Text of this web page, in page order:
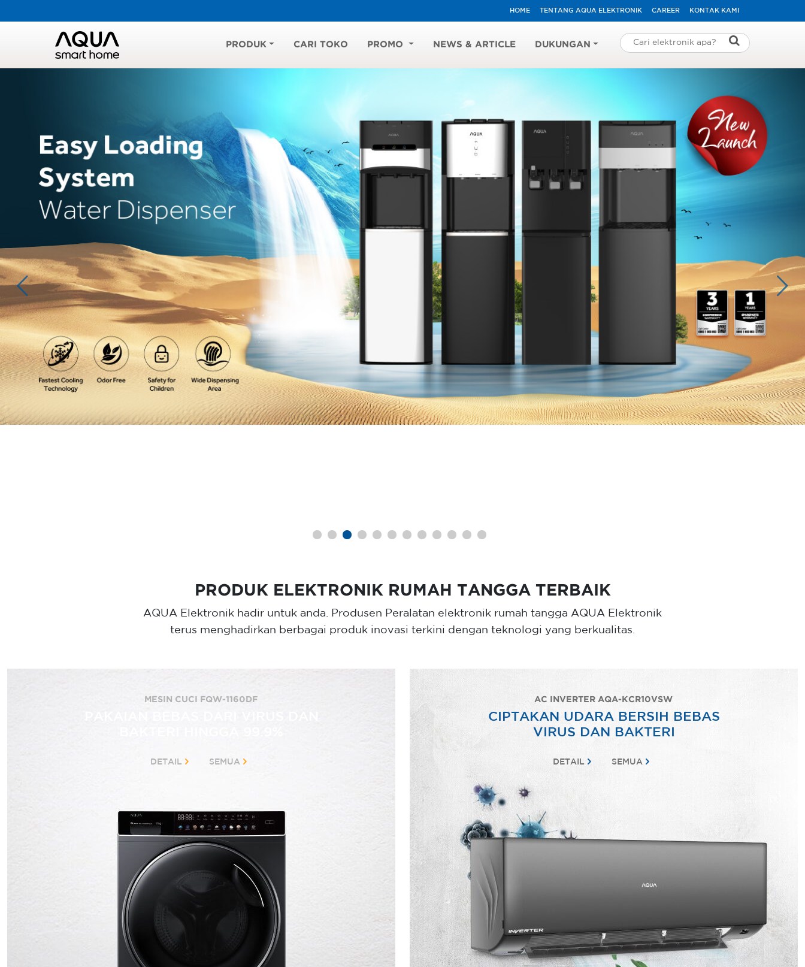
HOME TENTANG AQUA ELEKTRONIK CAREER KONTAK KAMI
PRODUK CARI TOKO PROMO NEWS & ARTICLE DUKUNGAN
PRODUK ELEKTRONIK RUMAH TANGGA TERBAIK
AQUA Elektronik hadir untuk anda. Produsen Peralatan elektronik rumah tangga AQUA Elektronik
terus menghadirkan berbagai produk inovasi terkini dengan teknologi yang berkualitas.
MESIN CUCI FQW-1160DF
DETAIL SEMUA
AC INVERTER AQA-KCR10VSW
CIPTAKAN UDARA BERSIH BEBAS
VIRUS DAN BAKTERI
DETAIL SEMUA